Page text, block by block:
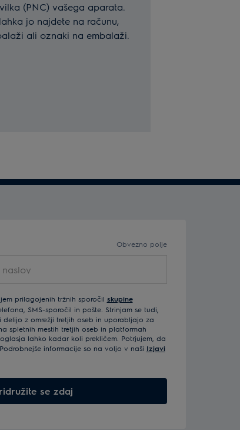
(PNC) vašega aparata.
jo najdete na računu,
ali oznaki na embalaži.
Obvezno polje
prilagojenih tržnih sporočil skupine
SMS-sporočil in pošte. Strinjam se tudi,
z omrežji tretjih oseb in uporabljajo za
spletnih mestih tretjih oseb in platformah
lahko kadar koli prekličem. Potrjujem, da
informacije so na voljo v naši Izjavi
se zdaj